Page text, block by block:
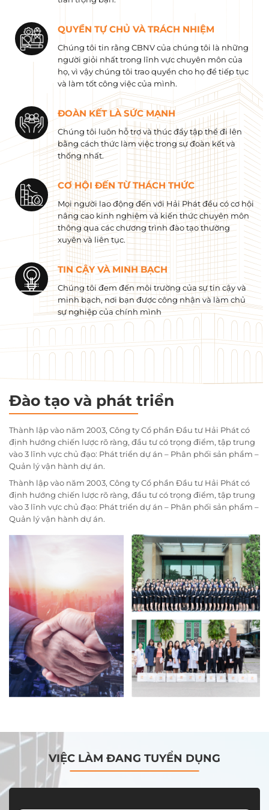
QUYỀN TỰ CHỦ VÀ TRÁCH NHIỆM
Chúng tôi tin rằng CBNV của chúng tôi là những
người giỏi nhất trong lĩnh vực chuyên môn của
họ, vì vậy chúng tôi trao quyền cho họ để tiếp tục
và làm tốt công việc của mình.
ĐOÀN KẾT LÀ SỨC MẠNH
Chúng tôi luôn hỗ trợ và thúc đẩy tập thể đi lên
bằng cách thức làm việc trong sự đoàn kết và
thống nhất.
CƠ HỘI ĐẾN TỪ THÁCH THỨC
Mọi người lao động đến với Hải Phát đều có cơ hội
nâng cao kinh nghiệm và kiến ​​thức chuyên môn
thông qua các chương trình đào tạo thường
xuyên và liên tục.
TIN CẬY VÀ MINH BẠCH
Chúng tôi đem đến môi trường của sự tin cậy và
minh bạch, nơi bạn được công nhận và làm chủ
sự nghiệp của chính mình
Đào tạo và phát triển
Thành lập vào năm 2003, Công ty Cổ phần Đầu tư Hải Phát có
định hướng chiến lược rõ ràng, đầu tư có trọng điểm, tập trung
vào 3 lĩnh vực chủ đạo: Phát triển dự án – Phân phối sản phẩm –
Quản lý vận hành dự án.
Thành lập vào năm 2003, Công ty Cổ phần Đầu tư Hải Phát có
định hướng chiến lược rõ ràng, đầu tư có trọng điểm, tập trung
vào 3 lĩnh vực chủ đạo: Phát triển dự án – Phân phối sản phẩm –
Quản lý vận hành dự án.
VIỆC LÀM ĐANG TUYỂN DỤNG